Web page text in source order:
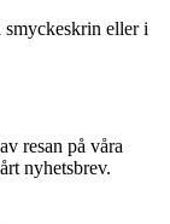
smyckeskrin eller i
resan på våra
nyhetsbrev.